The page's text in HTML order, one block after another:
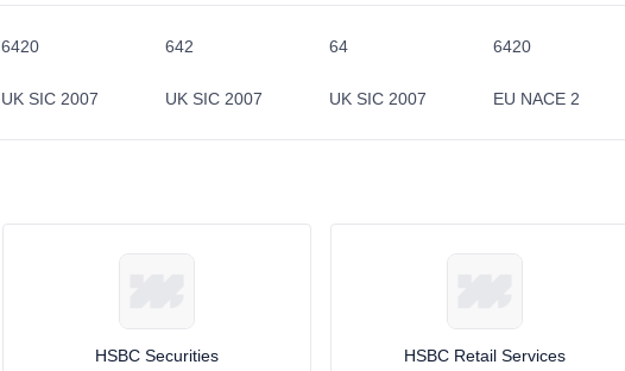
6420
UK SIC 2007
642
UK SIC 2007
64
UK SIC 2007
6420
EU NACE 2
HSBC Securities HSBC Retail Services